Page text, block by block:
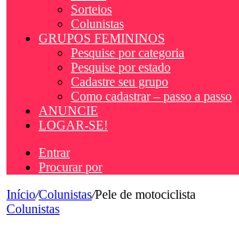
Sorteios
Colunistas
GRUPOS FEMININOS
Pesquise por categoria
Pesquise por estado
Cadastre seu grupo
Como cadastrar – passo a passo
ANUNCIE
LOGAR-SE!
Entrar
Procurar por
Início/Colunistas/Pele de motociclista
Colunistas